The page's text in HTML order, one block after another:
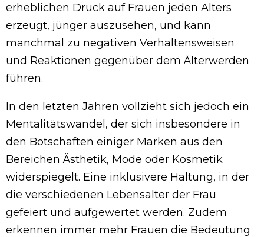
erheblichen Druck auf Frauen jeden Alters
erzeugt, jünger auszusehen, und kann
manchmal zu negativen Verhaltensweisen
und Reaktionen gegenüber dem Älterwerden
führen.
In den letzten Jahren vollzieht sich jedoch ein
Mentalitätswandel, der sich insbesondere in
den Botschaften einiger Marken aus den
Bereichen Ästhetik, Mode oder Kosmetik
widerspiegelt. Eine inklusivere Haltung, in der
die verschiedenen Lebensalter der Frau
gefeiert und aufgewertet werden. Zudem
erkennen immer mehr Frauen die Bedeutung